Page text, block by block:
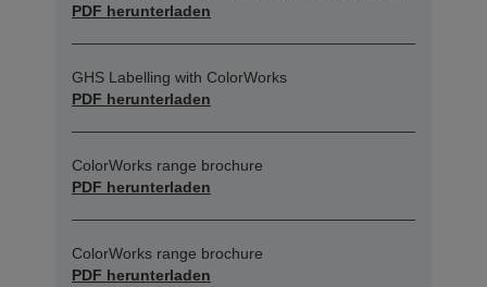
PDF herunterladen
GHS Labelling with ColorWorks
PDF herunterladen
ColorWorks range brochure
PDF herunterladen
ColorWorks range brochure
PDF herunterladen